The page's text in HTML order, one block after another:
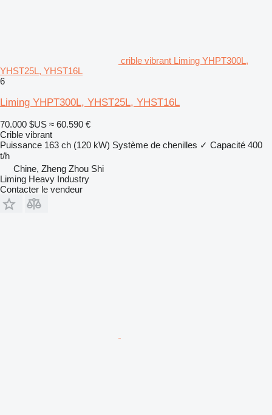
crible vibrant Liming YHPT300L,
YHST25L, YHST16L
6
Liming YHPT300L, YHST25L, YHST16L
70.000 $US ≈ 60.590 €
Crible vibrant
Puissance 163 ch (120 kW) Système de chenilles ✓ Capacité 400
t/h
Chine, Zheng Zhou Shi
Liming Heavy Industry
Contacter le vendeur